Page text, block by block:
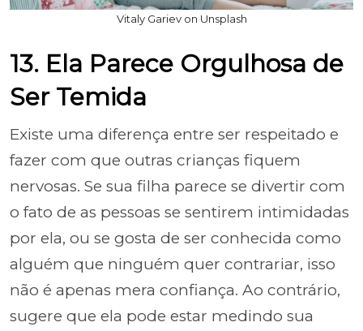
Vitaly Gariev on Unsplash
13. Ela Parece Orgulhosa de
Ser Temida
Existe uma diferença entre ser respeitado e
fazer com que outras crianças fiquem
nervosas. Se sua filha parece se divertir com
o fato de as pessoas se sentirem intimidadas
por ela, ou se gosta de ser conhecida como
alguém que ninguém quer contrariar, isso
não é apenas mera confiança. Ao contrário,
sugere que ela pode estar medindo sua